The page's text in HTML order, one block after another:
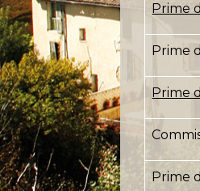
Prime
Prime
Prime
Prime